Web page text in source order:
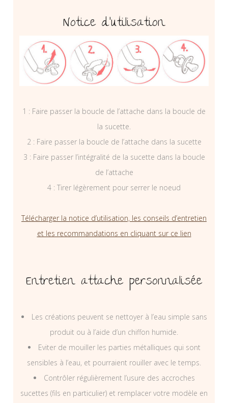
Notice d’utilisation
1 : Faire passer la boucle de l’attache dans la boucle de
la sucette.
2 : Faire passer la boucle de l’attache dans la sucette
3 : Faire passer l’intégralité de la sucette dans la boucle
de l’attache
4 : Tirer légèrement pour serrer le noeud
Télécharger la notice d’utilisation, les conseils d’entretien
et les recommandations en cliquant sur ce lien
Entretien attache personnalisée
Les créations peuvent se nettoyer à l’eau simple sans
produit ou à l’aide d’un chiffon humide.
Eviter de mouiller les parties métalliques qui sont
sensibles à l’eau, et pourraient rouiller avec le temps.
Contrôler régulièrement l’usure des accroches
sucettes (fils en particulier) et remplacer votre modèle en